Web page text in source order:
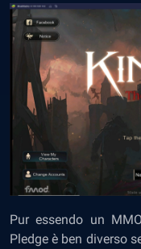
Pur essendo un
Pledge è ben diverso